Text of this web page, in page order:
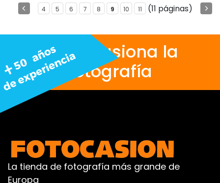
4 5 6 7 8 9 10 11 (11 páginas)
Nos apasiona la
fotografía
La tienda de fotografía más grande de
Europa